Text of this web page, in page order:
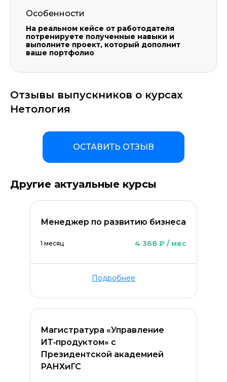
Особенности
На реальном кейсе от работодателя
потренируете полученные навыки и
выполните проект, который дополнит
ваше портфолио
Отзывы выпускников о курсах
Нетология
ОСТАВИТЬ ОТЗЫВ
Другие актуальные курсы
Менеджер по развитию бизнеса
1 месяц 4 368 ₽ / мес
Подробнее
Магистратура «Управление
ИТ‑продуктом» c
Президентской академией
РАНХиГС
Оставить комментарий